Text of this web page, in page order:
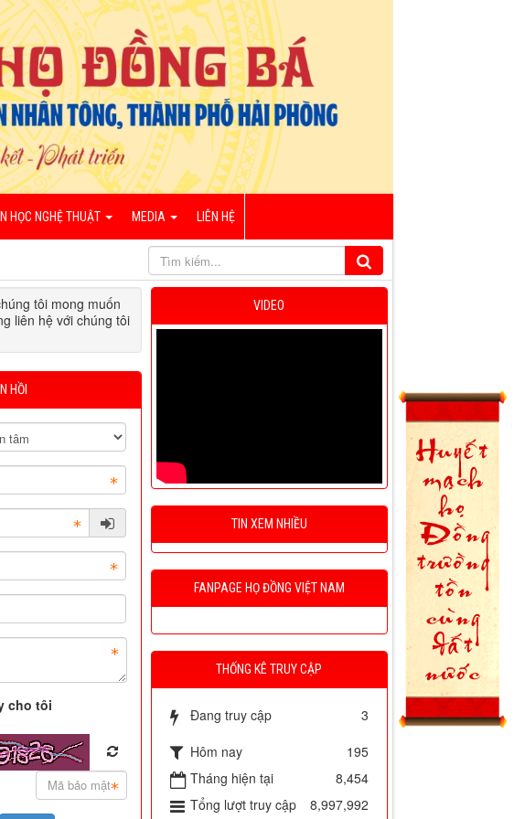
HỌC NGHỆ THUẬT MEDIA LIÊN HỆ
tôi mong muốn
liên hệ với chúng tôi
HỒI
cho tôi
VIDEO
TIN XEM NHIỀU
FANPAGE HỌ ĐỒNG VIỆT NAM
THỐNG KÊ TRUY CẬP
Đang truy cập
3
Hôm nay
195
Tháng hiện tại
8,454
Tổng lượt truy cập
8,997,992